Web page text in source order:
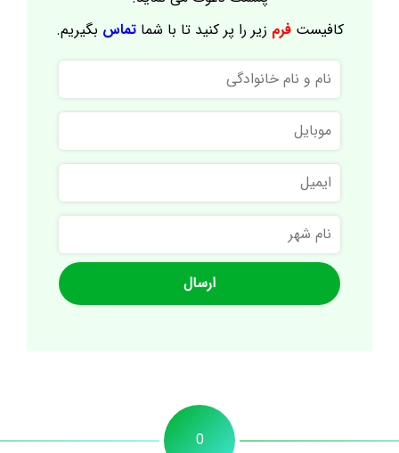
کافیستفرم زیر را پر کنید تا با شماتماس بگیریم.
نام
و
نام
خانوادگی
موبایل
ایمیل
نام
شهر
0